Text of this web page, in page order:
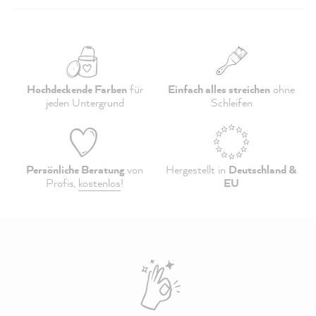
Hochdeckende Farbenfür
jeden Untergrund
Einfach alles streichen ohne
Schleifen
Persönliche Beratungvon
Profis, kostenlos!
Hergestellt in Deutschland &
EU